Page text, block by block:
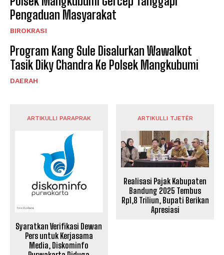
Pengaduan Masyarakat
BIROKRASI
Program Kang Sule Disalurkan Wawalkot
Tasik Diky Chandra Ke Polsek Mangkubumi
DAERAH
ARTIKULLI PARAPRAK
Syaratkan Verifikasi Dewan
Pers untuk Kerjasama
Media, Diskominfo
ARTIKULLI TJETËR
Realisasi Pajak Kabupaten
Bandung 2025 Tembus
Rp1,8 Triliun, Bupati Berikan
Apresiasi